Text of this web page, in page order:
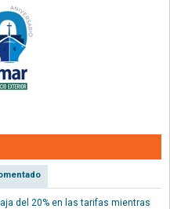
del 20% en las tarifas mientras